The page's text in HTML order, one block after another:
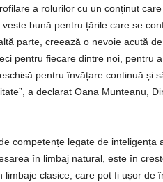
a rolurilor cu un conținut
bună pentru țările care se
parte, creează o nevoie acută
pentru fiecare dintre noi, pentru
pentru învățare continuă și
a declarat Oana Munteanu,
competențe legate de inteligența
în limbaj natural, este în
clasice, care pot fi ușor de